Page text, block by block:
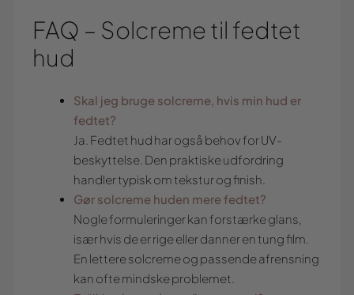
FAQ – Solcreme til fedtet
hud
Skal jeg bruge solcreme, hvis min hud er
fedtet?
Ja. Fedtet hud har også behov for UV-
beskyttelse. Den praktiske udfordring
handler typisk om tekstur og finish.
Gør solcreme huden mere fedtet?
Nogle formuleringer kan forstærke glans,
især hvis de er rige eller danner en tung film.
En lettere solcreme og passende afrensning
kan ofte mindske problemet.